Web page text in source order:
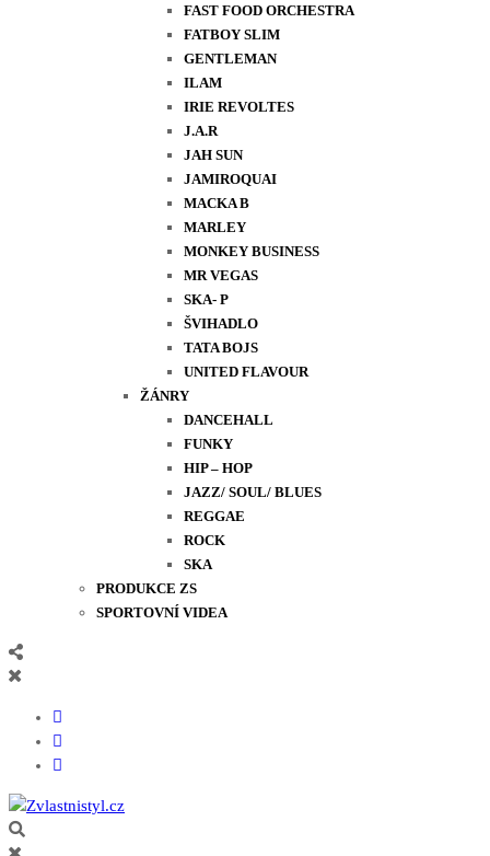
FAST FOOD ORCHESTRA
FATBOY SLIM
GENTLEMAN
ILAM
IRIE REVOLTES
J.A.R
JAH SUN
JAMIROQUAI
MACKA B
MARLEY
MONKEY BUSINESS
MR VEGAS
SKA- P
ŠVIHADLO
TATA BOJS
UNITED FLAVOUR
ŽÁNRY
DANCEHALL
FUNKY
HIP – HOP
JAZZ/ SOUL/ BLUES
REGGAE
ROCK
SKA
PRODUKCE ZS
SPORTOVNÍ VIDEA
Zvlastnistyl.cz
Pramen kultury, zábavy a životního stylu